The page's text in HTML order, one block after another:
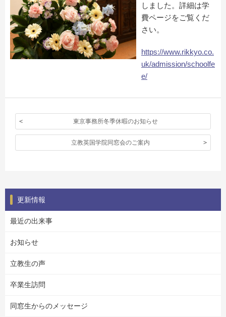
しました。詳細は学
費ページをご覧くだ
さい。
https://www.rikkyo.co.
uk/admission/schoolfe
e/
東京事務所冬季休暇のお知らせ
立教英国学院同窓会のご案内
更新情報
最近の出来事
お知らせ
立教生の声
卒業生訪問
同窓生からのメッセージ